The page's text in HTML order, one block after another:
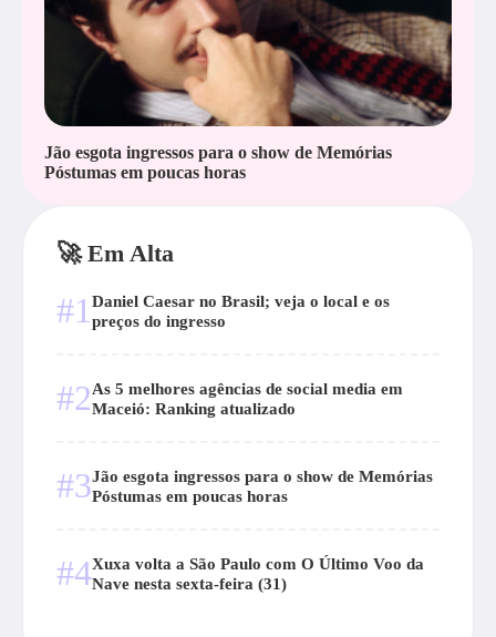
Jão esgota ingressos para o show de Memórias
Póstumas em poucas horas
🚀 Em Alta
#1 Daniel Caesar no Brasil; veja o local e os
preços do ingresso
#2As 5 melhores agências de social media em
Maceió: Ranking atualizado
#3Jão esgota ingressos para o show de Memórias
Póstumas em poucas horas
#4Xuxa volta a São Paulo com O Último Voo da
Nave nesta sexta-feira (31)